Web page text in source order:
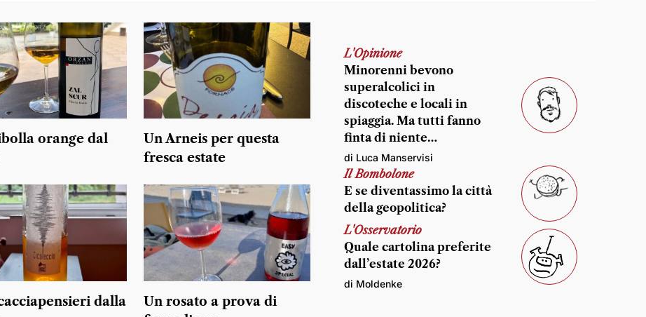
orange dal
Un Arneis per questa
fresca estate
dalla
Un rosato a prova di
L'Opinione
Minorenni bevono
superalcolici in
discoteche e locali in
spiaggia. Ma tutti fanno
finta di niente…
di Luca Manservisi
Il Bombolone
E se diventassimo la città
della geopolitica?
L'Osservatorio
Quale cartolina preferite
dall’estate 2026?
di Moldenke